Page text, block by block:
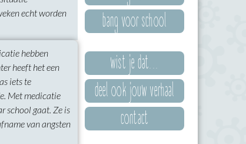
echt worden
hebben
heeft het een
iets te
Met medicatie
school gaat. Ze is
van angsten
bang voor school
wist je dat...
deel ook jouw verhaal
contact